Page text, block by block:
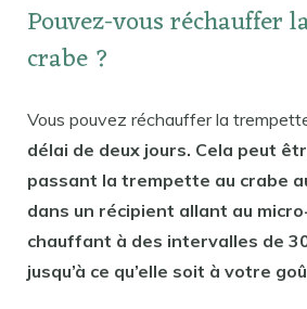
Pouvez-vous réchauffer
crabe ?
Vous pouvez réchauffer la
délai de deux jours. Cela peut
passant la trempette au crabe
dans un récipient allant au
chauffant à des intervalles de
jusqu’à ce qu’elle soit à votre